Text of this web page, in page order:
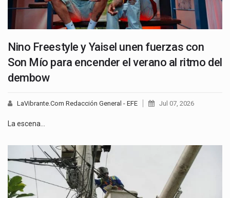
Nino Freestyle y Yaisel unen fuerzas con
Son Mío para encender el verano al ritmo del
dembow
LaVibrante.Com Redacción General - EFE Jul 07, 2026
La escena…